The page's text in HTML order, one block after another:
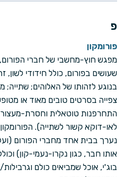
פ
פורומקון
מפגש חוץ-מחשבי של חברי
שעושים בפורום, כולל חידודי לשון,
בנוגע לזהותו של האלוהים;
צפייה בסרטים טובים מאוד או
התחרפנות טוטאלית וחסרת-
לאו-דוקא קשור לשתייה).
נערך בבית אחד מחברי הפורום
אותו חבר, כגון נקרו-נעמי-קון)
בוג'י, אוכל שמביאים כולם